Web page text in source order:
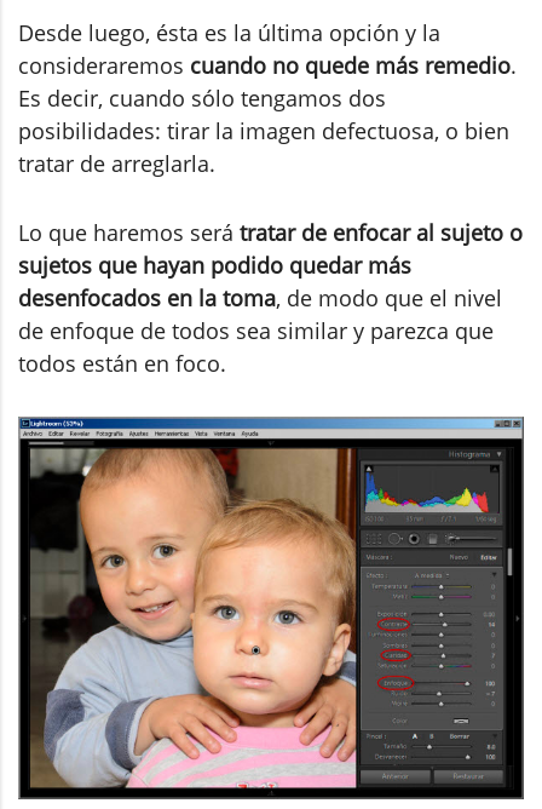
Desde luego, ésta es la última opción y la
consideraremos cuando no quede más remedio.
Es decir, cuando sólo tengamos dos
posibilidades: tirar la imagen defectuosa, o bien
tratar de arreglarla.
Lo que haremos será tratar de enfocar al sujeto o
sujetos que hayan podido quedar más
desenfocados en la toma, de modo que el nivel
de enfoque de todos sea similar y parezca que
todos están en foco.